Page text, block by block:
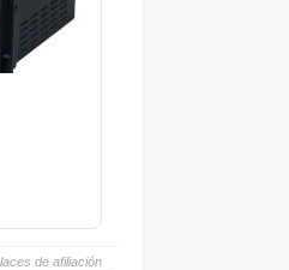
de afiliación